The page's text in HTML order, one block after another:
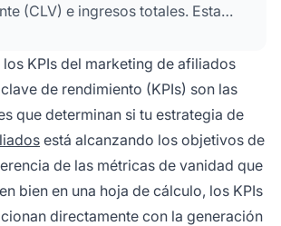
(CLV) e ingresos totales. Estas
de los afiliados y la rentabilidad
KPIs del marketing de afiliados
de rendimiento (KPIs) son las
que determinan si tu estrategia de
está alcanzando los objetivos de
de las métricas de vanidad que
bien en una hoja de cálculo, los KPIs
directamente con la generación